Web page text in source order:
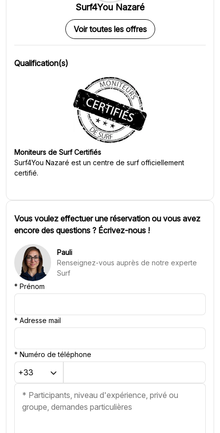
Surf4You Nazaré
Voir toutes les offres
Qualification(s)
Moniteurs de Surf Certifiés
Surf4You Nazaré est un centre de surf officiellement
certifié.
Vous voulez effectuer une réservation ou vous avez
encore des questions ? Écrivez-nous !
Pauli
Renseignez-vous auprès de notre experte
Surf
* Prénom
* Adresse mail
* Numéro de téléphone